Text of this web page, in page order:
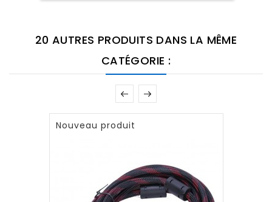
20 AUTRES PRODUITS DANS LA MÊME
CATÉGORIE :
Nouveau produit